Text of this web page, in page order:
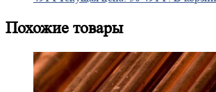
Похожие товары